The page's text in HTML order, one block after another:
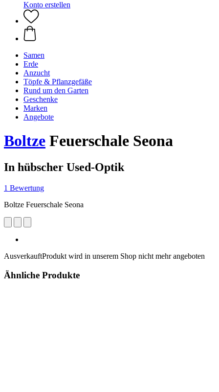
Konto erstellen
Samen
Erde
Anzucht
Töpfe & Pflanzgefäße
Rund um den Garten
Geschenke
Marken
Angebote
Boltze Feuerschale Seona
In hübscher Used-Optik
1 Bewertung
Boltze Feuerschale Seona
AusverkauftProdukt wird in unserem Shop nicht mehr angeboten
Ähnliche Produkte